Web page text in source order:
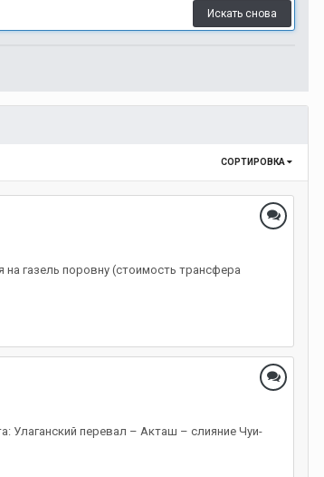
Искать снова
СОРТИРОВКА
газель поровну (стоимость трансфера
Улаганский перевал – Акташ – слияние Чуи-